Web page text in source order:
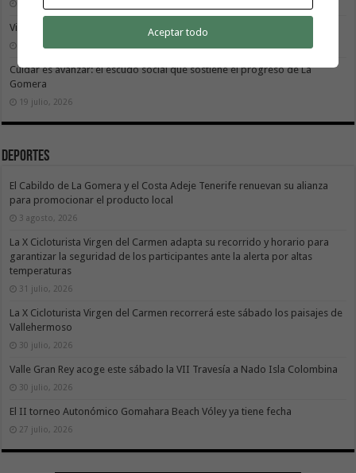
Vivir donde se estudia: una cuestión de igualdad entre islas
26 julio, 2026
Cuidar es avanzar: el escudo social que sostiene el progreso de La
Gomera
19 julio, 2026
Deportes
El Cabildo de La Gomera y el Costa Adeje Tenerife renuevan su alianza
para promocionar el producto local
3 agosto, 2026
La X Cicloturista Virgen del Carmen adapta su recorrido y horario para
garantizar la seguridad de los participantes ante la alerta por altas
temperaturas
31 julio, 2026
La X Cicloturista Virgen del Carmen recorrerá este sábado los paisajes de
Vallehermoso
30 julio, 2026
Valle Gran Rey acoge este sábado la VII Travesía a Nado Isla Colombina
30 julio, 2026
El II torneo Autonómico Gomahara Beach Vóley ya tiene fecha
27 julio, 2026
Aceptar todo